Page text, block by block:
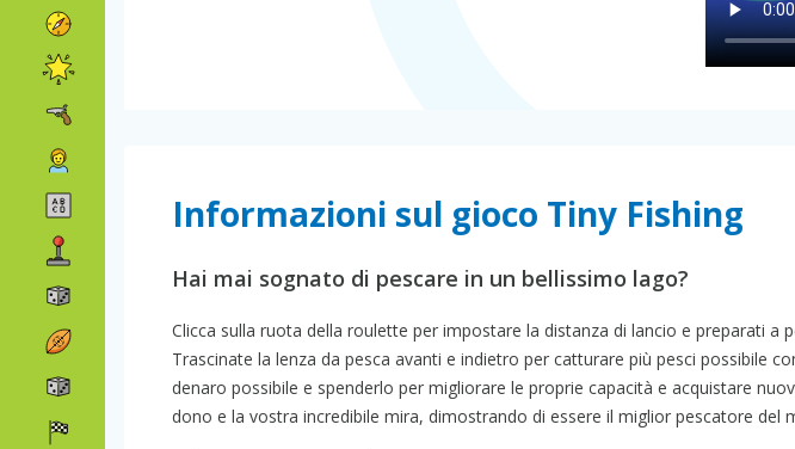
Informazioni sul gioco Tiny Fishing
Hai mai sognato di pescare in un bellissimo lago?
Clicca sulla ruota della roulette per impostare la distanza di lancio e preparati a
Trascinate la lenza da pesca avanti e indietro per catturare più pesci possibile
denaro possibile e spenderlo per migliorare le proprie capacità e acquistare
dono e la vostra incredibile mira, dimostrando di essere il miglior pescatore del